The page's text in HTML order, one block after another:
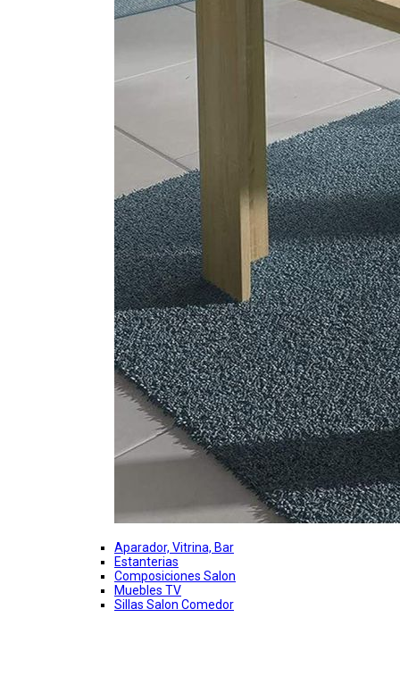
Aparador, Vitrina, Bar
Estanterias
Composiciones Salon
Muebles TV
Sillas Salon Comedor